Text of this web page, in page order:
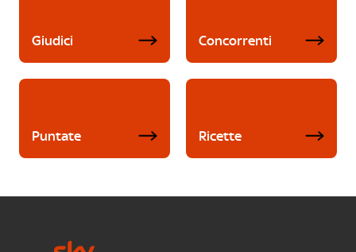
Giudici Concorrenti
Puntate Ricette